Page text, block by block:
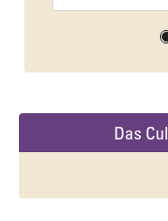
Das